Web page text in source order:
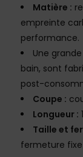
Matière :
empreinte
performance.
Une
bain, sont
post-
Coupe :
Longueur :
Taille et
fermeture